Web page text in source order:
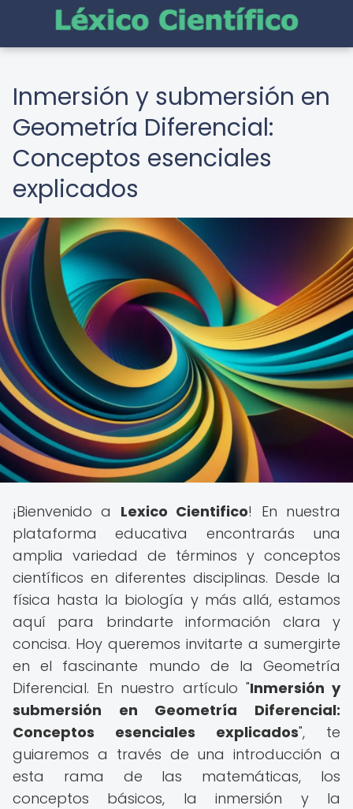
Inmersión y submersión en
Geometría Diferencial:
Conceptos esenciales
explicados
¡Bienvenido a Lexico Cientifico! En nuestra
plataforma educativa encontrarás una
amplia variedad de términos y conceptos
científicos en diferentes disciplinas. Desde la
física hasta la biología y más allá, estamos
aquí para brindarte información clara y
concisa. Hoy queremos invitarte a sumergirte
en el fascinante mundo de la Geometría
Diferencial. En nuestro artículo "Inmersión y
submersión en Geometría Diferencial:
Conceptos esenciales explicados", te
guiaremos a través de una introducción a
esta rama de las matemáticas, los
conceptos básicos, la inmersión y la